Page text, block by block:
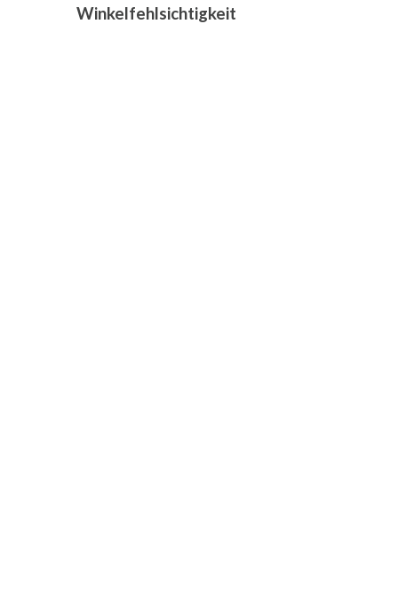
Winkelfehlsichtigkeit